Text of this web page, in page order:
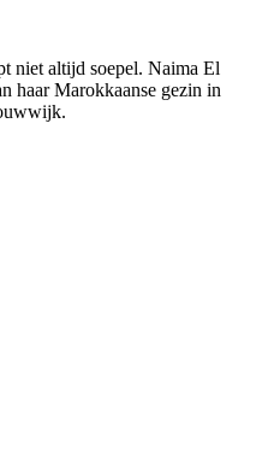
niet altijd soepel. Naima El
haar Marokkaanse gezin in